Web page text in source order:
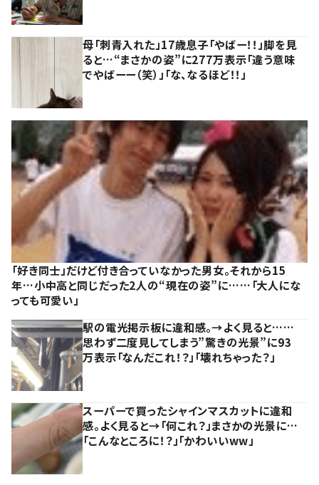
母「刺青入れた」17歳息子「やばー！！」脚を見
ると…“まさかの姿”に277万表示「違う意味
でやばーー（笑）」「な、なるほど！！」
「好き同士」だけど付き合っていなかった男女。それから15
年…小中高と同じだった2人の“現在の姿”に……「大人にな
っても可愛い」
駅の電光掲示板に違和感。→よく見ると……
思わず二度見してしまう”驚きの光景”に93
万表示「なんだこれ！？」「壊れちゃった？」
スーパーで買ったシャインマスカットに違和
感。よく見ると→「何これ？」まさかの光景に…
「こんなところに！？」「かわいいww」